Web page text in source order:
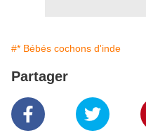
#* Bébés cochons d'inde
Partager